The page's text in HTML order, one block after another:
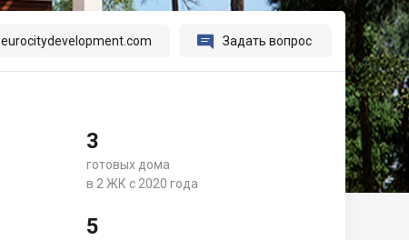
eurocitydevelopment.com  Задать вопрос
3
готовых дома
в 2 ЖК с 2020 года
5